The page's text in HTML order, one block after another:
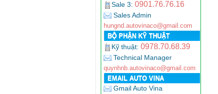
Sale 3:0901.76.76.16
Sales Admin
hungnd.autovinaco@gmail.com
BỘ PHẬN KỸ THUẬT
Kỹ thuật:0978.70.68.39
Technical Manager
quynhnb.autovinaco@gmail.com
EMAIL AUTO VINA
Gmail Auto Vina